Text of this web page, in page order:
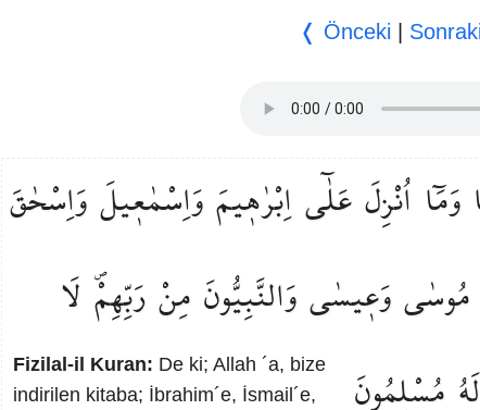
❬ Önceki |
وَمَٓا اُنْزِلَعَلٰٓىاِبْرٰه۪يمَوَاِسْمٰع۪يلَوَاِسْحٰقَ
مُوسٰىوَع۪يسٰىوَالنَّبِيُّونَ مِنْرَبِّهِمْۖ لَا
لَهُ مُسْلِمُونَ Fizilal-il Kuran: De ki; Allah ´a, bize
indirilen kitaba; İbrahim´e, İsmail´e,